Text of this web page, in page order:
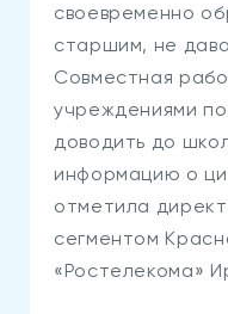
своевременно
старшим, не
Совместная
учреждениями
доводить до
информацию о
отметила
сегментом
«Ростелекома»